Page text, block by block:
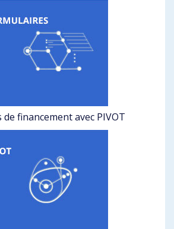
de financement avec PIVOT